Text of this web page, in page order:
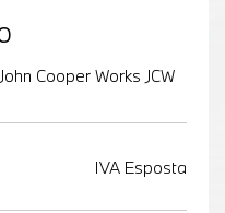
Cooper Works JCW
IVA Esposta